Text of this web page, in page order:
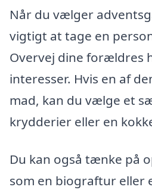
Når du vælger
vigtigt at tage en
Overvej dine forældres
interesser. Hvis en af
mad, kan du vælge et
krydderier eller en
Du kan også tænke på
som en biograftur eller